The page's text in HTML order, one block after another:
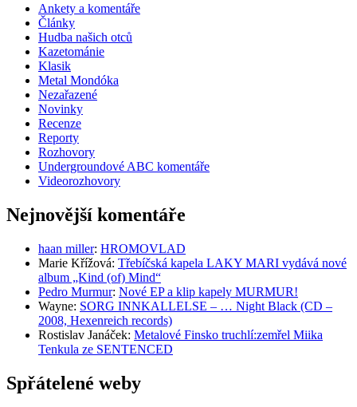
Ankety a komentáře
Články
Hudba našich otců
Kazetománie
Klasik
Metal Mondóka
Nezařazené
Novinky
Recenze
Reporty
Rozhovory
Undergroundové ABC komentáře
Videorozhovory
Nejnovější komentáře
haan miller: HROMOVLAD
Marie Křížová: Třebíčská kapela LAKY MARI vydává nové
album „Kind (of) Mind“
Pedro Murmur: Nové EP a klip kapely MURMUR!
Wayne: SORG INNKALLELSE – … Night Black (CD –
2008, Hexenreich records)
Rostislav Janáček: Metalové Finsko truchlí:zemřel Miika
Tenkula ze SENTENCED
Spřátelené weby